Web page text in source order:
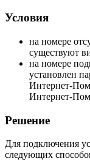
Условия
на номере
существуют
на номере
установлен
Интернет-
Интернет-
Решение
Для подключения
следующих